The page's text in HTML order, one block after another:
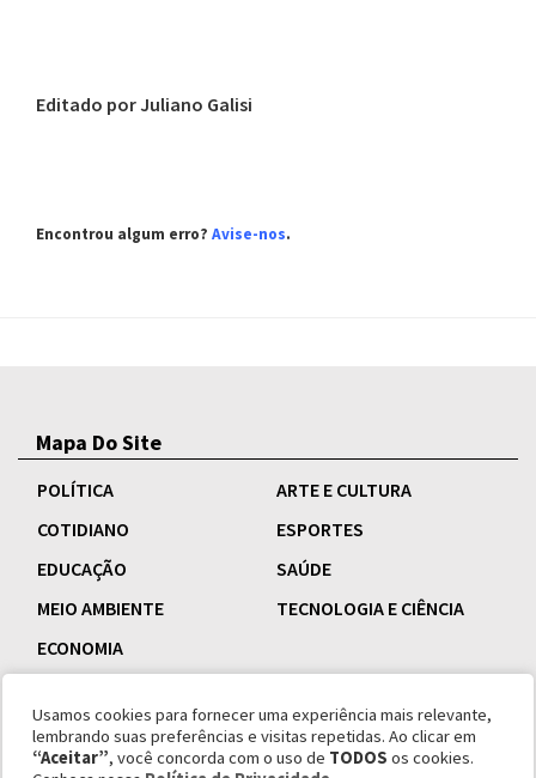
Editado por Juliano Galisi
Encontrou algum erro? Avise-nos.
Mapa Do Site
POLÍTICA
ARTE E CULTURA
COTIDIANO
ESPORTES
EDUCAÇÃO
SAÚDE
MEIO AMBIENTE
TECNOLOGIA E CIÊNCIA
ECONOMIA
Usamos cookies para fornecer uma experiência mais relevante,
lembrando suas preferências e visitas repetidas. Ao clicar em
“Aceitar”, você concorda com o uso de TODOS os cookies.